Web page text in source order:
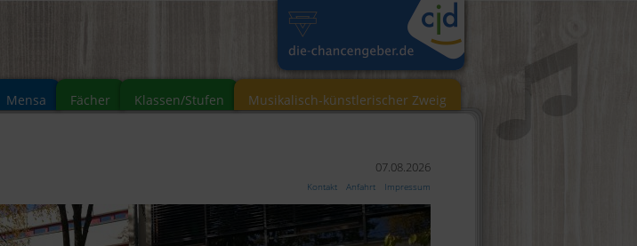
Mensa Fächer Klassen/Stufen Musikalisch-künstlerischer Zweig
07.08.2026
Kontakt Anfahrt Impressum